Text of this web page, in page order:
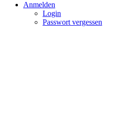
Anmelden
Login
Passwort vergessen